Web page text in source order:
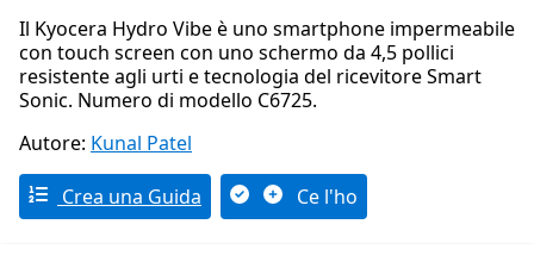
Il Kyocera Hydro Vibe è uno smartphone impermeabile
con touch screen con uno schermo da 4,5 pollici
resistente agli urti e tecnologia del ricevitore Smart
Sonic. Numero di modello C6725.
Autore: Kunal Patel
Crea una Guida Ce l'ho